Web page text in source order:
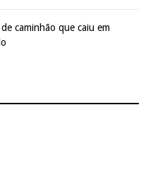
caminhão que caiu em